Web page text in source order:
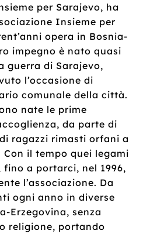
per Sarajevo, ha
Insieme per
opera in Bosnia-
impegno è nato quasi
guerra di Sarajevo,
l’occasione di
comunale della città.
nate le prime
da parte di
ragazzi rimasti orfani a
il tempo quei legami
a portarci, nel 1996,
l’associazione. Da
ogni anno in diverse
Erzegovina, senza
religione, portando